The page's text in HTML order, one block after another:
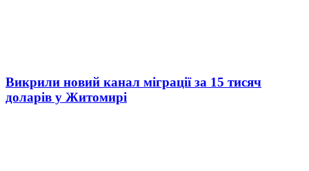
Викрили новий канал міграції за 15 тисяч
доларів у Житомирі